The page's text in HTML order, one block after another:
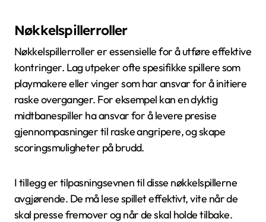
Nøkkelspillerroller
Nøkkelspillerroller er essensielle for å utføre effektive
kontringer. Lag utpeker ofte spesifikke spillere som
playmakere eller vinger som har ansvar for å initiere
raske overganger. For eksempel kan en dyktig
midtbanespiller ha ansvar for å levere presise
gjennompasninger til raske angripere, og skape
scoringsmuligheter på brudd.
I tillegg er tilpasningsevnen til disse nøkkelspillerne
avgjørende. De må lese spillet effektivt, vite når de
skal presse fremover og når de skal holde tilbake.